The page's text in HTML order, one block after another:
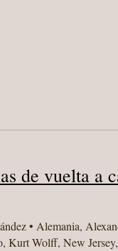
de vuelta a
• Alemania,
, Kurt Wolff, New Jersey,